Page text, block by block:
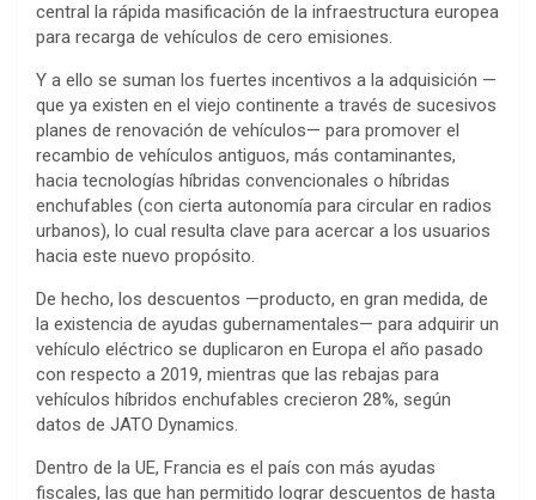
central la rápida masificación de la infraestructura europea
para recarga de vehículos de cero emisiones.
Y a ello se suman los fuertes incentivos a la adquisición —
que ya existen en el viejo continente a través de sucesivos
planes de renovación de vehículos— para promover el
recambio de vehículos antiguos, más contaminantes,
hacia tecnologías híbridas convencionales o híbridas
enchufables (con cierta autonomía para circular en radios
urbanos), lo cual resulta clave para acercar a los usuarios
hacia este nuevo propósito.
De hecho, los descuentos —producto, en gran medida, de
la existencia de ayudas gubernamentales— para adquirir un
vehículo eléctrico se duplicaron en Europa el año pasado
con respecto a 2019, mientras que las rebajas para
vehículos híbridos enchufables crecieron 28%, según
datos de JATO Dynamics.
Dentro de la UE, Francia es el país con más ayudas
fiscales, las que han permitido lograr descuentos de hasta